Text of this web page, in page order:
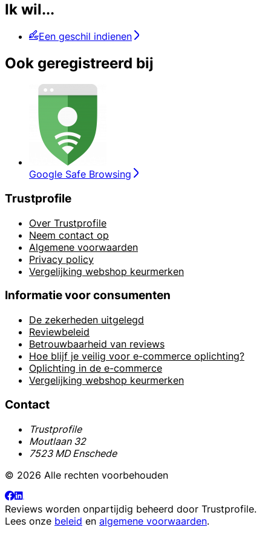
Ik wil...
Een geschil indienen
Ook geregistreerd bij
Google Safe Browsing
Trustprofile
Over Trustprofile
Neem contact op
Algemene voorwaarden
Privacy policy
Vergelijking webshop keurmerken
Informatie voor consumenten
De zekerheden uitgelegd
Reviewbeleid
Betrouwbaarheid van reviews
Hoe blijf je veilig voor e-commerce oplichting?
Oplichting in de e-commerce
Vergelijking webshop keurmerken
Contact
Trustprofile
Moutlaan 32
7523 MD Enschede
© 2026 Alle rechten voorbehouden
Reviews worden onpartijdig beheerd door Trustprofile.
Lees onze beleid en algemene voorwaarden.